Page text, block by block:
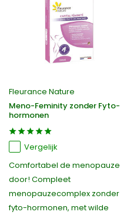
Fleurance Nature
Meno-Feminity zonder Fyto-
hormonen
Vergelijk
Comfortabel de menopauze
door! Compleet
menopauzecomplex zonder
fyto-hormonen, met wilde